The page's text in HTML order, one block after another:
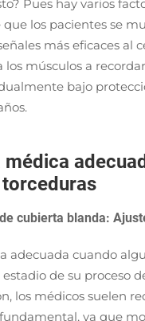
Pues hay varios
los pacientes se
más eficaces
los músculos a
bajo
cubierta blanda:
adecuada cuando
de su proceso
los médicos suelen
ya que